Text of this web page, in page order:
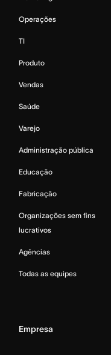
Operações
TI
Produto
Vendas
Saúde
Varejo
Administração pública
Educação
Fabricação
Organizações sem fins
lucrativos
Agências
Todas as equipes
Empresa